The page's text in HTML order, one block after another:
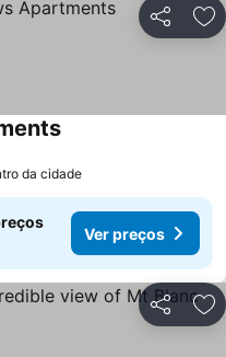
Partilhar
Ver preços
da cidade
Ver preços
Partilhar